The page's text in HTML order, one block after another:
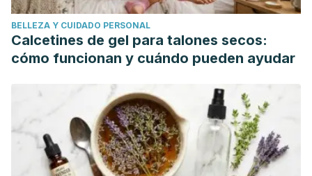
Adolescents.Revista Médica Clínica Las Condes.
https://doi.org/10.1016/S0716-8640(11)70391-1
Fernandéz, M. (2017). El ciclo femenino.
Giordano, M. G. (1992). Ciclo menstrual.
Hemorragia uterina anormal: enfoque basado en
evidencias. Revisión sistemática. (2007).Revista Med de
La Facultad de Medicina.
Montejo Rodriguez, R., González Soroo, M. D., Muruzábal
Torquemada, J. C., & Martínez Montero, J. (2002).
BELLEZA Y CUIDADO PERSONAL
Calcetines de gel para talones secos:
cómo funcionan y cuándo pueden ayudar